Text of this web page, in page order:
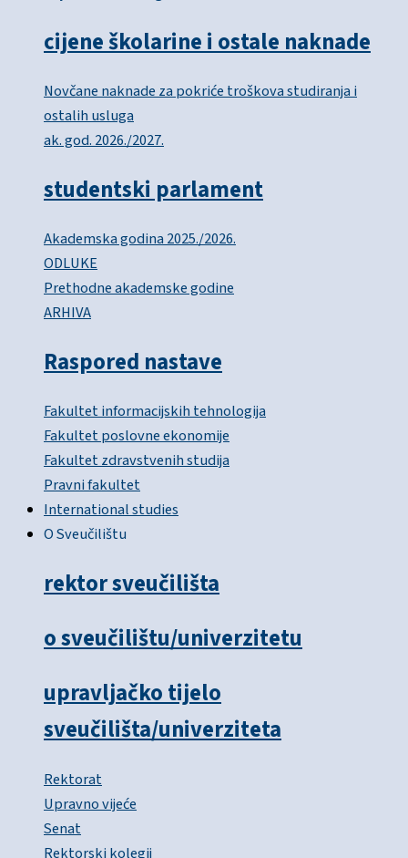
cijene školarine i ostale naknade
Novčane naknade za pokriće troškova studiranja i
ostalih usluga
ak. god. 2026./2027.
studentski parlament
Akademska godina 2025./2026.
ODLUKE
Prethodne akademske godine
ARHIVA
Raspored nastave
Fakultet informacijskih tehnologija
Fakultet poslovne ekonomije
Fakultet zdravstvenih studija
Pravni fakultet
International studies
O Sveučilištu
rektor sveučilišta
o sveučilištu/univerzitetu
upravljačko tijelo
sveučilišta/univerziteta
Rektorat
Upravno vijeće
Senat
Rektorski kolegij